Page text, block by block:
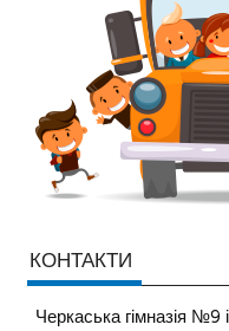
КОНТАКТИ
Черкаська гімназія